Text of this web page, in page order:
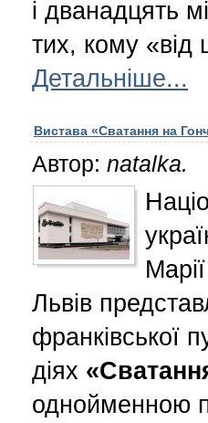
і дванадцять
тих, кому «від
Детальніше...
Вистава «Сватання на
Автор: natalka.
Львів
франківської
діях
однойменною